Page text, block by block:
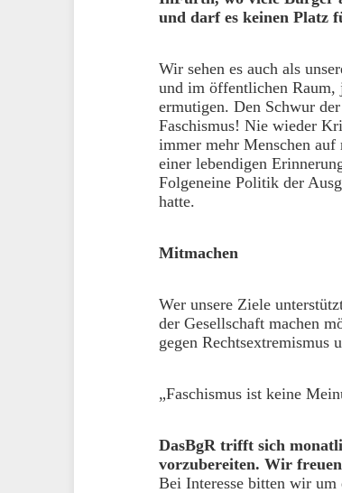
und darf es keinen Platz
Wir sehen es auch als
und im öffentlichen Raum,
ermutigen. Den Schwur
Faschismus! Nie wieder
immer mehr Menschen
einer lebendigen
Folgeneine Politik der
hatte.
Mitmachen
Wer unsere Ziele
der Gesellschaft machen
gegen Rechtsextremismus
„Faschismus ist keine
DasBgR trifft sich
vorzubereiten. Wir
Bei Interesse bitten wir